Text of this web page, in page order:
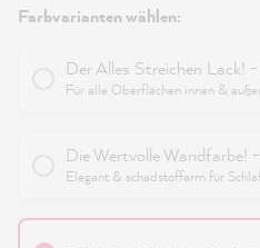
Farbvarianten wählen:
Der Alles Streichen Lack!
Für alle Oberflächen innen &
Die Wertvolle
Elegant & schadstoffarm für